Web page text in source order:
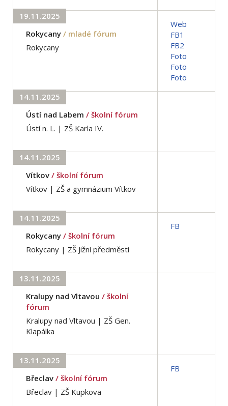
19.11.2025
Rokycany / mladé fórum
Rokycany
Web
FB1
FB2
Foto
Foto
Foto
14.11.2025
Ústí nad Labem / školní fórum
Ústí n. L. | ZŠ Karla IV.
14.11.2025
Vítkov / školní fórum
Vítkov | ZŠ a gymnázium Vítkov
14.11.2025
Rokycany / školní fórum
Rokycany | ZŠ Jižní předměstí
FB
13.11.2025
Kralupy nad Vltavou / školní
fórum
Kralupy nad Vltavou | ZŠ Gen.
Klapálka
13.11.2025
Břeclav / školní fórum
Břeclav | ZŠ Kupkova
FB